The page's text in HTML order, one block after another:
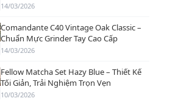
14/03/2026
Comandante C40 Vintage Oak Classic –
Chuẩn Mực Grinder Tay Cao Cấp
14/03/2026
Fellow Matcha Set Hazy Blue – Thiết Kế
Tối Giản, Trải Nghiệm Trọn Vẹn
10/03/2026